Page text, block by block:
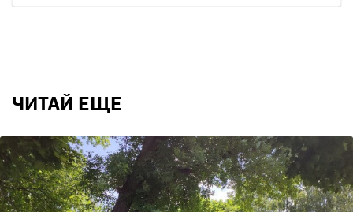
ЧИТАЙ ЕЩЕ